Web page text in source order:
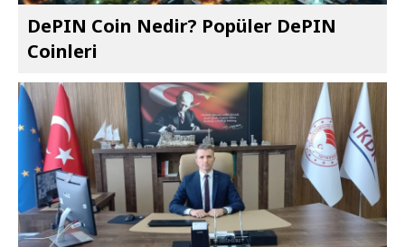
DePIN Coin Nedir? Popüler DePIN
Coinleri